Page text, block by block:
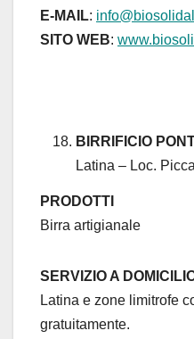
E-MAIL:
SITO WEB:
BIRRIFICIO
Latina – Loc.
PRODOTTI
Birra artigianale
SERVIZIO A
Latina e zone limitrofe
gratuitamente.